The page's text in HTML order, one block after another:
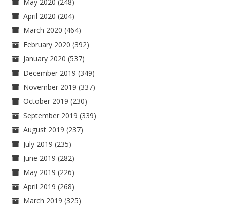
April 2020 (204)
March 2020 (464)
February 2020 (392)
January 2020 (537)
December 2019 (349)
November 2019 (337)
October 2019 (230)
September 2019 (339)
August 2019 (237)
July 2019 (235)
June 2019 (282)
May 2019 (226)
April 2019 (268)
March 2019 (325)